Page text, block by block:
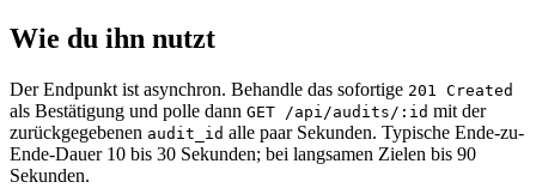
Wie du ihn nutzt
Der Endpunkt ist asynchron. Behandle das sofortige 201 Created
als Bestätigung und polle dann GET /api/audits/:id mit der
zurückgegebenen audit_id alle paar Sekunden. Typische Ende-zu-
Ende-Dauer 10 bis 30 Sekunden; bei langsamen Zielen bis 90
Sekunden.